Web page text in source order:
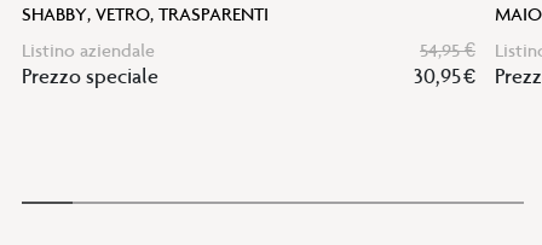
SHABBY, VETRO, TRASPARENTI
Listino aziendale
54,95 €
Prezzo speciale 30,95 €